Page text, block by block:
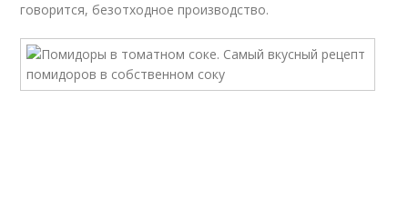
говорится, безотходное производство.